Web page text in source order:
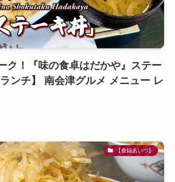
ク！『味の食卓はだかや』ステー
ンチ】 南会津グルメ メニュー レ
【食録あいづ】